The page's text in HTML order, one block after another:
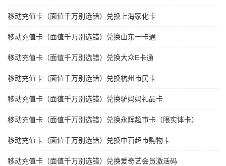
移动充值卡（面值千万别选错）兑换上海家化卡
移动充值卡（面值千万别选错）兑换山东一卡通
移动充值卡（面值千万别选错）兑换大众E卡通
移动充值卡（面值千万别选错）兑换杭州市民卡
移动充值卡（面值千万别选错）兑换驴妈妈礼品卡
移动充值卡（面值千万别选错）兑换永辉超市卡（限实体卡）
移动充值卡（面值千万别选错）兑换中百超市购物卡
移动充值卡（面值千万别选错）兑换爱奇艺会员激活码